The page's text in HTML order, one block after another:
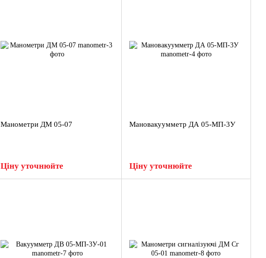
Манометри ДМ 05-07
Ціну уточнюйте
Мановакуумметр ДА 05-МП-3У
Ціну уточнюйте